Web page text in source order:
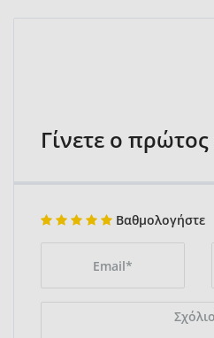
Βαθμολογήστε